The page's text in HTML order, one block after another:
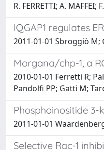
R. FERRETTI; A. MAFFEI;
IQGAP1 regulates
2011-01-01 Sbroggiò M;
Morgana/chp-1, a
2010-01-01 Ferretti R;
Pandolfi PP; Gatti M;
Phosphoinositide
2011-01-01
Selective Rac-1